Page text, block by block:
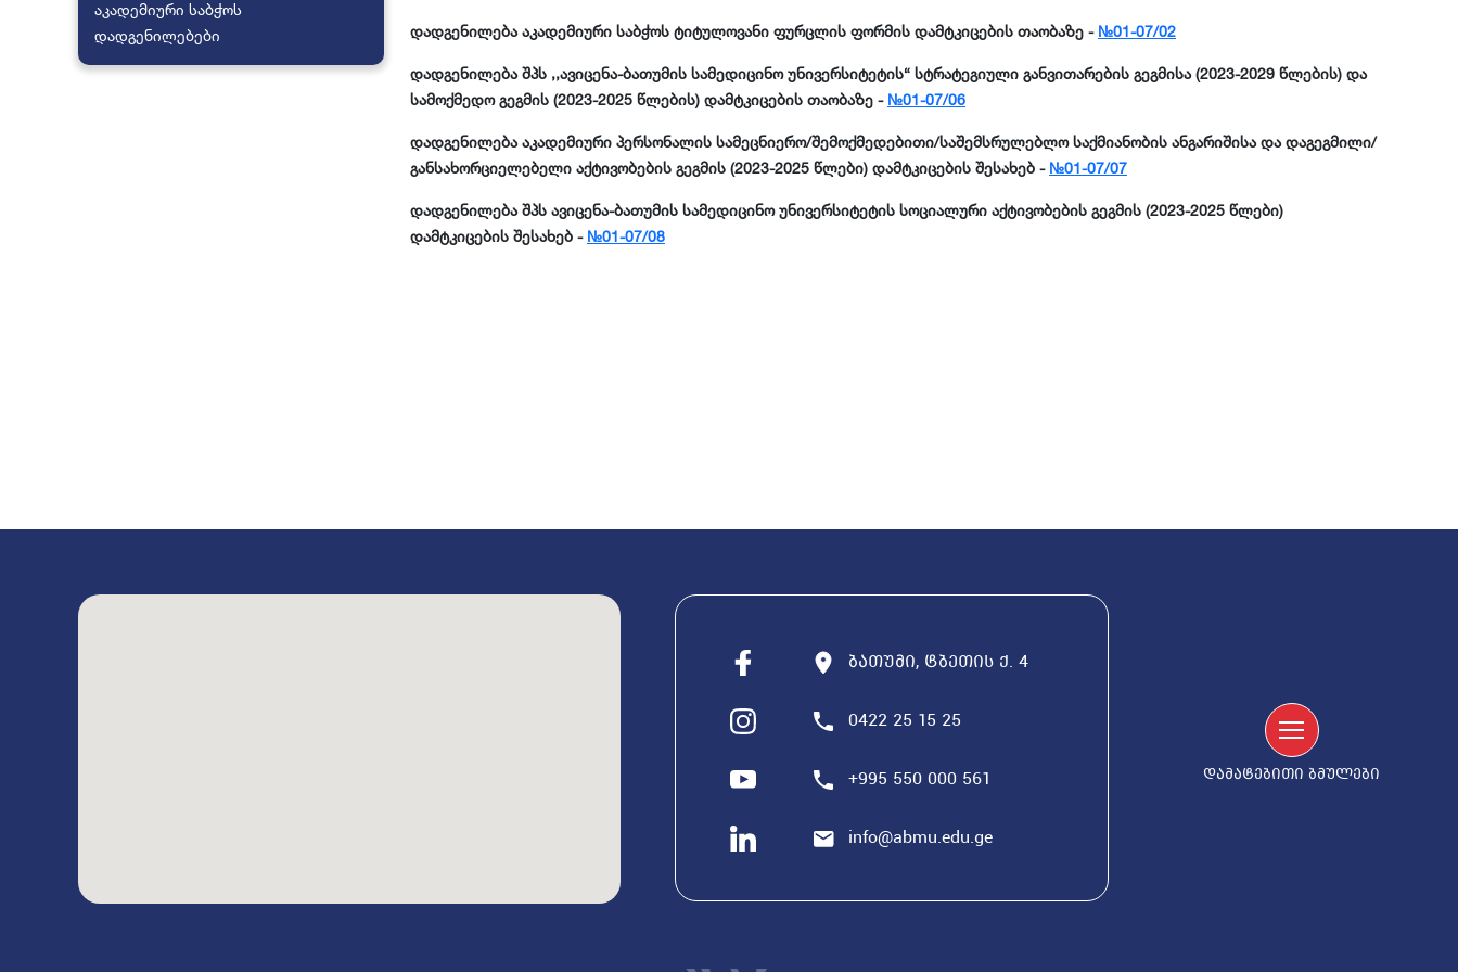
აღიარება
იურიდიული ცნობარი
გალერეა
სიახლეები
სასწავლო პროცესის მარეგულირებელი წესი
კარიერული მხარდაჭერა
სტუდენტური თვითმმართველობა
სპორტული და კულტურული აქტივობები
აკადემიური საბჭოს
დადგენილებები
დადგენილება აკადემიური საბჭოს ტიტულოვანი ფურცლის ფორმის დამტკიცების თაობაზე - №01-07/02
დადგენილება შპს ,,ავიცენა-ბათუმის სამედიცინო უნივერსიტეტის“ სტრატეგიული განვითარების გეგმისა (2023-2029 წლების) და
სამოქმედო გეგმის (2023-2025 წლების) დამტკიცების თაობაზე - №01-07/06
დადგენილება აკადემიური პერსონალის სამეცნიერო/შემოქმედებითი/საშემსრულებლო საქმიანობის ანგარიშისა და დაგეგმილი/
განსახორციელებელი აქტივობების გეგმის (2023-2025 წლები) დამტკიცების შესახებ - №01-07/07
დადგენილება შპს ავიცენა-ბათუმის სამედიცინო უნივერსიტეტის სოციალური აქტივობების გეგმის (2023-2025 წლები)
დამტკიცების შესახებ - №01-07/08
ბათუმი, ტბეთის ქ. 4
0422 25 15 25
+995 550 000 561
info@abmu.edu.ge
დამატებითი ბმულები